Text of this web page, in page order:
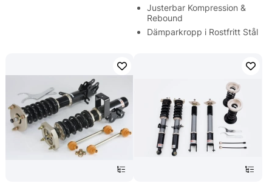
Justerbar Kompression &
Rebound
Dämparkropp i Rostfritt Stål